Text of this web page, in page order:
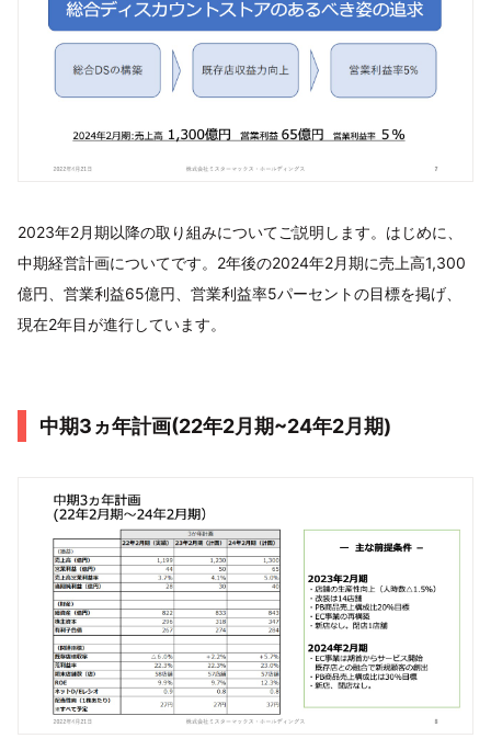
2023年2月期以降の取り組みについてご説明します。はじめに、
中期経営計画についてです。2年後の2024年2月期に売上高1,300
億円、営業利益65億円、営業利益率5パーセントの目標を掲げ、
現在2年目が進行しています。
中期3ヵ年計画(22年2月期~24年2月期)